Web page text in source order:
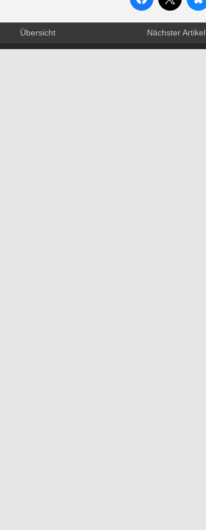
Übersicht Nächster Artikel